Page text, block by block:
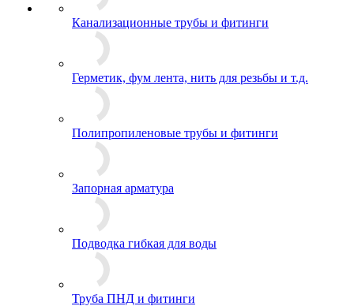
Канализационные трубы и фитинги
Герметик, фум лента, нить для резьбы и т.д.
Полипропиленовые трубы и фитинги
Запорная арматура
Подводка гибкая для воды
Труба ПНД и фитинги